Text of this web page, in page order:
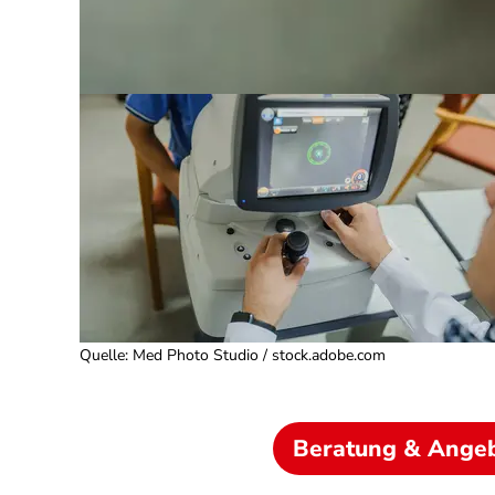
Quelle: Med Photo Studio / stock.adobe.com
Beratung &